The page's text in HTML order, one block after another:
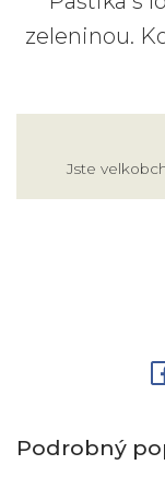
zeleninou.
Jste
Podrobný